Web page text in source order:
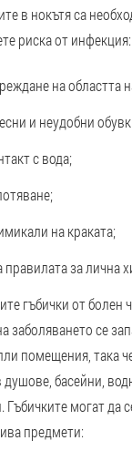
в нокътя са
риска от инфекция:
на областта
и неудобни
с вода;
на краката;
правилата за лична
гъбички от болен
заболяването се
помещения, така
душове, басейни,
могат да
предмети: